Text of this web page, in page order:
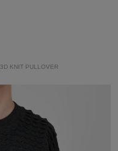
3D KNIT PULLOVER